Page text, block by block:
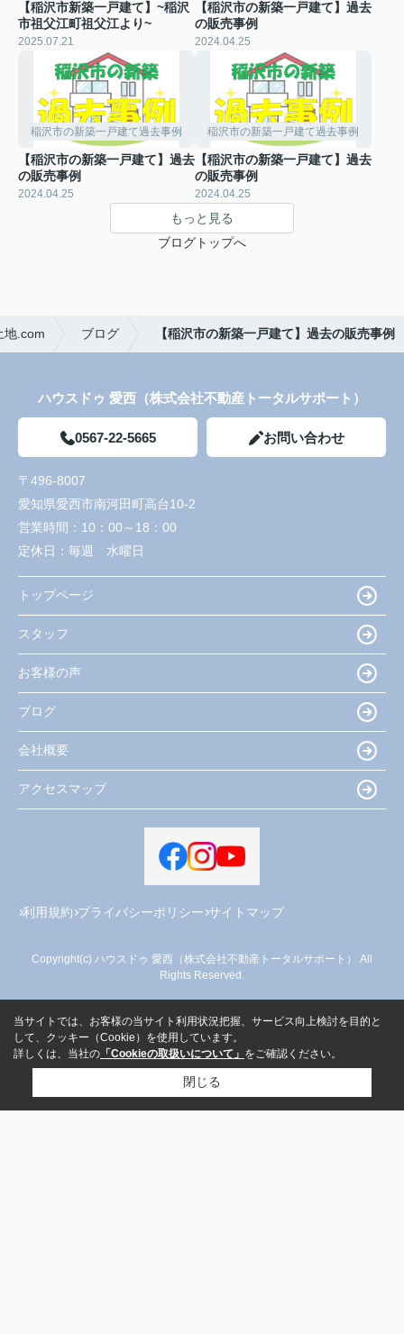
【稲沢市新築一戸建て】~稲沢
市祖父江町祖父江より~
2025.07.21
【稲沢市の新築一戸建て】過去
の販売事例
2024.04.25
稲沢市の新築一戸建て過去事例
【稲沢市の新築一戸建て】過去
の販売事例
2024.04.25
稲沢市の新築一戸建て過去事例
【稲沢市の新築一戸建て】過去
の販売事例
2024.04.25
もっと見る
ブログトップへ
地.com ブログ 【稲沢市の新築一戸建て】過去の販売事例
ハウスドゥ 愛西（株式会社不動産トータルサポート）
0567-22-5665 お問い合わせ
〒496-8007
愛知県愛西市南河田町高台10-2
営業時間： 10：00～18：00
定休日： 毎週 水曜日
トップページ
スタッフ
お客様の声
ブログ
会社概要
アクセスマップ
利用規約 プライバシーポリシー サイトマップ
Copyright(c) ハウスドゥ 愛西（株式会社不動産トータルサポート） All
Rights Reserved.
当サイトでは、お客様の当サイト利用状況把握、サービス向上検討を目的と
して、クッキー（Cookie）を使用しています。
詳しくは、当社の 「Cookieの取扱いについて」 をご確認ください。
閉じる